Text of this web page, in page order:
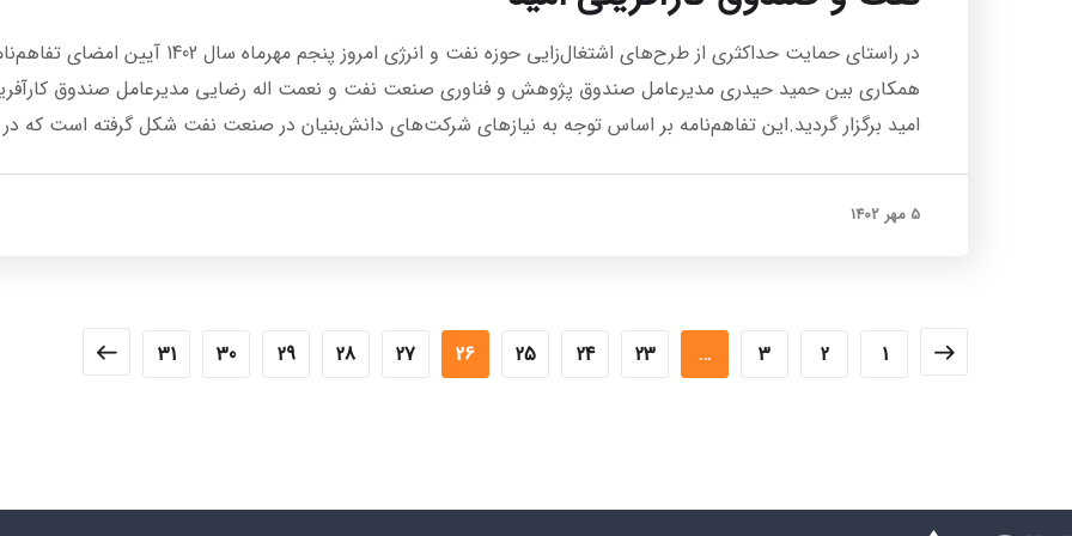
در راستای حمایت حداکثری از طرح‌های اشتغال‌زایی حوزه نفت و انرژی امروز پنجم مهرماه سال 1402 آیین
همکاری بین حمید حیدری مدیرعامل صندوق پژوهش و فناوری صنعت نفت و نعمت اله رضایی مدیرعامل صندوق
امید برگزار گردید.این تفاهم‌نامه بر اساس توجه به نیازهای شرکت‌های دانش‌بنیان در صنعت نفت شکل گرفته است که
5 مهر 1402
1
2
3
…
23
24
25
26
27
28
29
30
31